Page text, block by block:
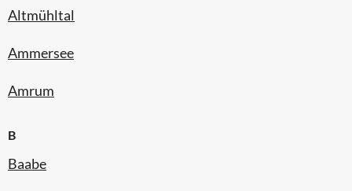
Altmühltal
Ammersee
Amrum
B
Baabe